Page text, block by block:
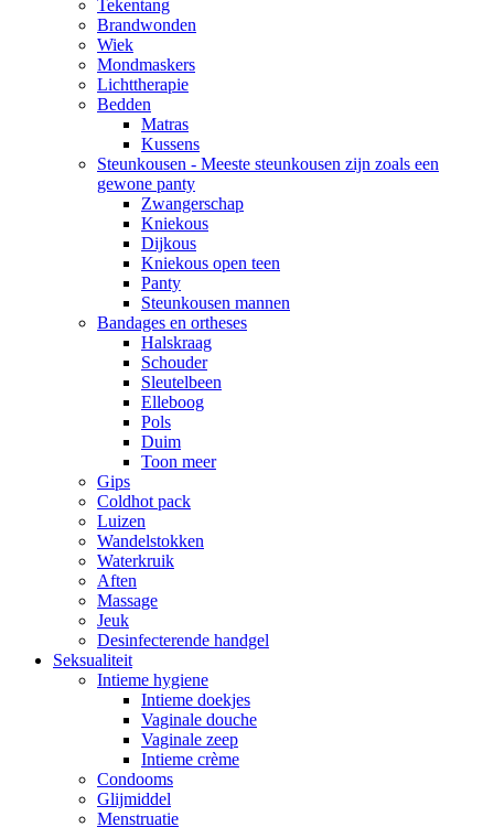
Tekentang
Brandwonden
Wiek
Mondmaskers
Lichttherapie
Bedden
Matras
Kussens
Steunkousen - Meeste steunkousen zijn zoals een
gewone panty
Zwangerschap
Kniekous
Dijkous
Kniekous open teen
Panty
Steunkousen mannen
Bandages en ortheses
Halskraag
Schouder
Sleutelbeen
Elleboog
Pols
Duim
Toon meer
Gips
Coldhot pack
Luizen
Wandelstokken
Waterkruik
Aften
Massage
Jeuk
Desinfecterende handgel
Seksualiteit
Intieme hygiene
Intieme doekjes
Vaginale douche
Vaginale zeep
Intieme crème
Condooms
Glijmiddel
Menstruatie